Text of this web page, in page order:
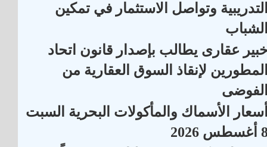
وتواصل الاستثمار في تمكين
عقارى يطالب بإصدار قانون اتحاد
لإنقاذ السوق العقارية من
الأسماك والمأكولات البحرية السبت
2026